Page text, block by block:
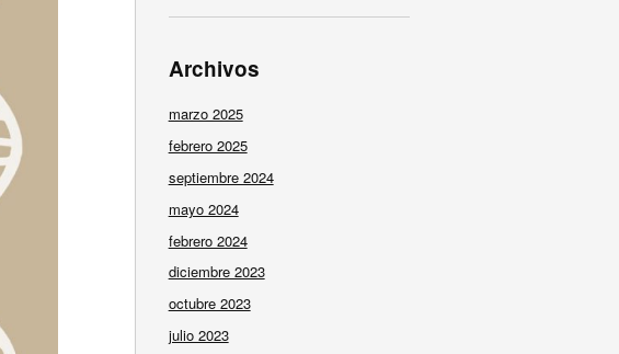
Archivos
marzo 2025
febrero 2025
septiembre 2024
mayo 2024
febrero 2024
diciembre 2023
octubre 2023
julio 2023